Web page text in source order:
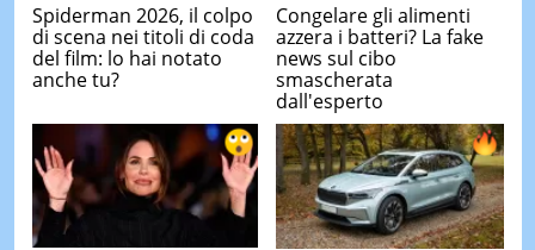
Spiderman 2026, il colpo
di scena nei titoli di coda
del film: lo hai notato
anche tu?
Congelare gli alimenti
azzera i batteri? La fake
news sul cibo
smascherata
dall'esperto